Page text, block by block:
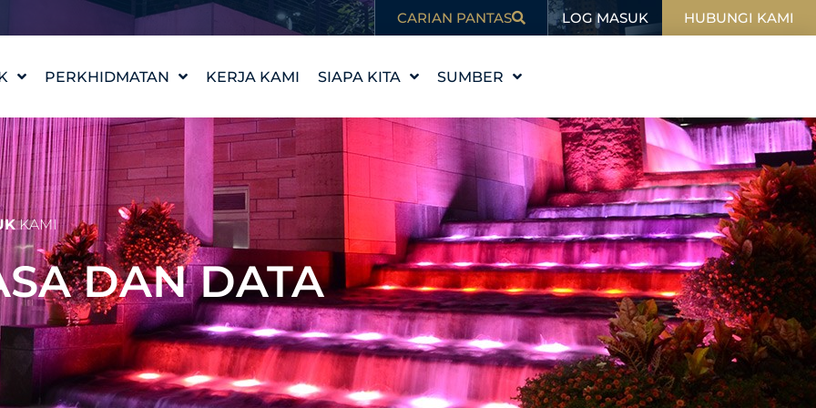
CARIAN PANTAS LOG MASUK HUBUNGI KAMI
PERKHIDMATAN
REKA BENTUK CIRI AIR
WATERLAB™
PRODUK DAN
SOKONGAN TEKNIKAL
KERJA KAMI SIAPA KITA
KISAH KAMI
NILAI KAMI
TEMUI PASUKAN
KERJAYA
SUMBER
PENDIDIKAN
BLOG
DALAM BERITA
KAMI
DAN DATA